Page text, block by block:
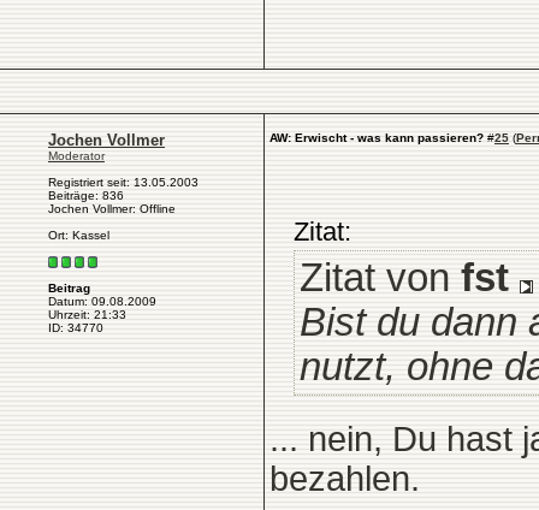
Jochen Vollmer
Moderator
Registriert seit: 13.05.2003
Beiträge: 836
Jochen Vollmer: Offline
Ort: Kassel
Beitrag
Datum: 09.08.2009
Uhrzeit: 21:33
ID: 34770
AW: Erwischt - was kann passieren? #25 (
Zitat:
Zitat von fst
Bist du dann
nutzt, ohne
... nein, Du hast
bezahlen.